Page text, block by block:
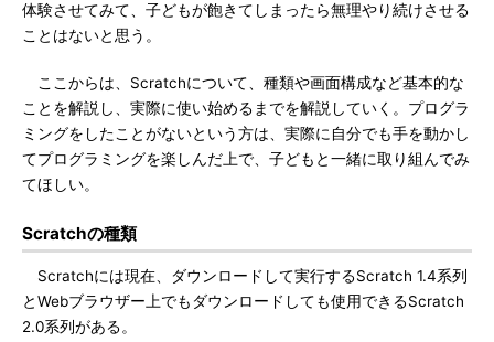
体験させてみて、子どもが飽きてしまったら無理やり続けさせる
ことはないと思う。
ここからは、Scratchについて、種類や画面構成など基本的な
ことを解説し、実際に使い始めるまでを解説していく。プログラ
ミングをしたことがないという方は、実際に自分でも手を動かし
てプログラミングを楽しんだ上で、子どもと一緒に取り組んでみ
てほしい。
Scratchの種類
Scratchには現在、ダウンロードして実行するScratch 1.4系列
とWebブラウザー上でもダウンロードしても使用できるScratch
2.0系列がある。